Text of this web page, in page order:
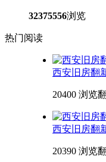
32375556浏览
热门阅读
西安旧房翻
20400 浏览
西安旧房翻
20390 浏览